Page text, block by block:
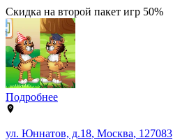
Скидка на второй пакет игр 50%
Подробнее
ул. Юннатов, д.18, Москва, 127083